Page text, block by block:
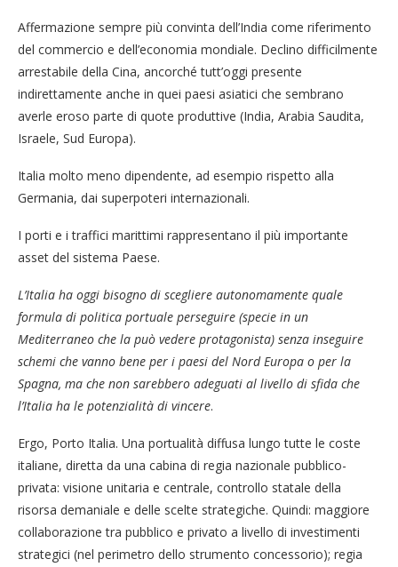
Affermazione sempre più convinta dell’India come riferimento
del commercio e dell’economia mondiale. Declino difficilmente
arrestabile della Cina, ancorché tutt’oggi presente
indirettamente anche in quei paesi asiatici che sembrano
averle eroso parte di quote produttive (India, Arabia Saudita,
Israele, Sud Europa).
Italia molto meno dipendente, ad esempio rispetto alla
Germania, dai superpoteri internazionali.
I porti e i traffici marittimi rappresentano il più importante
asset del sistema Paese.
L’Italia ha oggi bisogno di scegliere autonomamente quale
formula di politica portuale perseguire (specie in un
Mediterraneo che la può vedere protagonista) senza inseguire
schemi che vanno bene per i paesi del Nord Europa o per la
Spagna, ma che non sarebbero adeguati al livello di sfida che
l’Italia ha le potenzialità di vincere.
Ergo, Porto Italia. Una portualità diffusa lungo tutte le coste
italiane, diretta da una cabina di regia nazionale pubblico-
privata: visione unitaria e centrale, controllo statale della
risorsa demaniale e delle scelte strategiche. Quindi: maggiore
collaborazione tra pubblico e privato a livello di investimenti
strategici (nel perimetro dello strumento concessorio); regia